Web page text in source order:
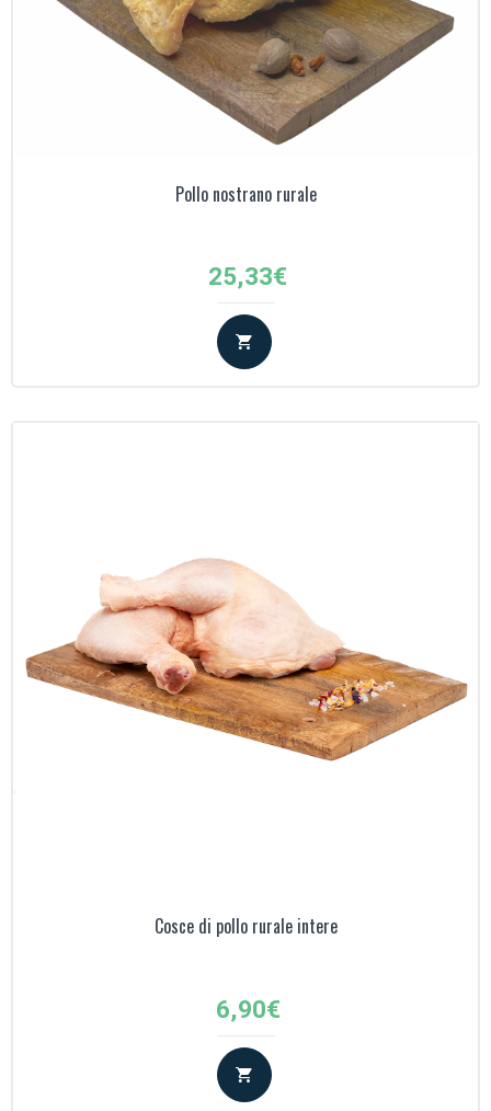
Pollo nostrano rurale
25,33€
Cosce di pollo rurale intere
6,90€